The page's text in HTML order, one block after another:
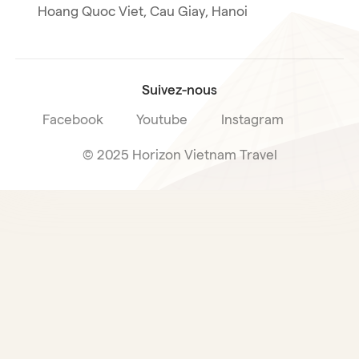
Notre licence internationale du tourisme
Hoang Quoc Viet, Cau Giay, Hanoi
Suivez-nous
Facebook Youtube Instagram
© 2025 Horizon Vietnam Travel